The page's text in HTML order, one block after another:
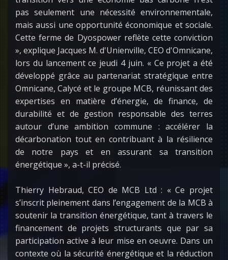
pas seulement une nécessité environnementale,
mais aussi une opportunité économique et sociale.
Cette ferme de Dyospower reflète cette conviction
», explique Jacques M. d'Unienville, CEO d'Omnicane,
lors du lancement ce jeudi 4 juin. « Ce projet a été
développé grâce au partenariat stratégique entre
Omnicane, Calycé et le groupe MCB, réunissant des
expertises en matière d’énergie, de finance, de
durabilité et de gestion responsable des terres
autour d’une ambition commune : accélérer la
décarbonation tout en contribuant à la résilience
de notre pays et en assurant sa transition
énergétique », a-t-il précisé.
Thierry Hebraud, CEO de MCB Ltd : « Ce projet
s’inscrit pleinement dans l’engagement de la MCB à
soutenir la transition énergétique, tant à travers le
financement de projets structurants que par sa
participation active à leur mise en oeuvre. Dans un
contexte où la sécurité énergétique et la réduction